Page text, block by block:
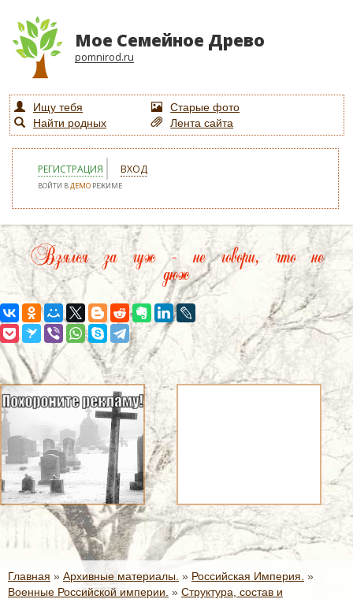
Мое Семейное Древо
pomnirod.ru
Ищу тебя
Старые фото
Найти родных
Лента сайта
РЕГИСТРАЦИЯ ВХОД
ВОЙТИ ВДЕМО РЕЖИМЕ
Взялся за гуж – не говори, что не
дюж
Главная » Архивные материалы. » Российская Империя. »
Военные Российской империи. » Структура, состав и